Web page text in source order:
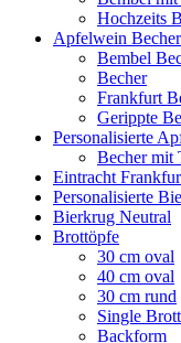
Hochzeits
Apfelwein Becher
Bembel
Becher
Frankfurt
Gerippte
Personalisierte
Becher mit
Eintracht
Personalisierte
Bierkrug Neutral
Brottöpfe
30 cm oval
40 cm oval
30 cm rund
Single
Backform